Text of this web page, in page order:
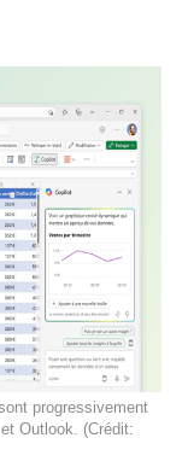
progressivement
Outlook. (Crédit: